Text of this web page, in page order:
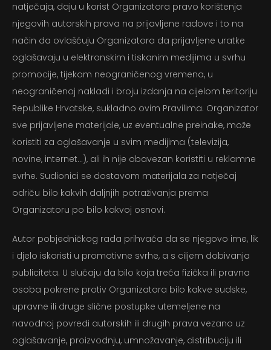
natječaja, daju u korist Organizatora pravo korištenja
njegovih autorskih prava na prijavljene radove i to na
način da ovlašćuju Organizatora da prijavljene uratke
oglašavaju u elektronskim i tiskanim medijima u svrhu
promocije, tijekom neograničenog vremena, u
neograničenoj nakladi i broju izdanja na cijelom teritoriju
Republike Hrvatske, sukladno ovim Pravilima. Organizator
sve prijavljene materijale, uz eventualne preinake, može
koristiti za oglašavanje u svim medijima (televizija,
novine, internet…), ali ih nije obavezan koristiti u reklamne
svrhe. Sudionici se dostavom materijala za natječaj
odriču bilo kakvih daljnjih potraživanja prema
Organizatoru po bilo kakvoj osnovi.
Autor pobjedničkog rada prihvaća da se njegovo ime, lik
i djelo iskoristi u promotivne svrhe, a s ciljem dobivanja
publiciteta. U slučaju da bilo koja treća fizička ili pravna
osoba pokrene protiv Organizatora bilo kakve sudske,
upravne ili druge slične postupke utemeljene na
navodnoj povredi autorskih ili drugih prava vezano uz
oglašavanje, proizvodnju, umnožavanje, distribuciju ili